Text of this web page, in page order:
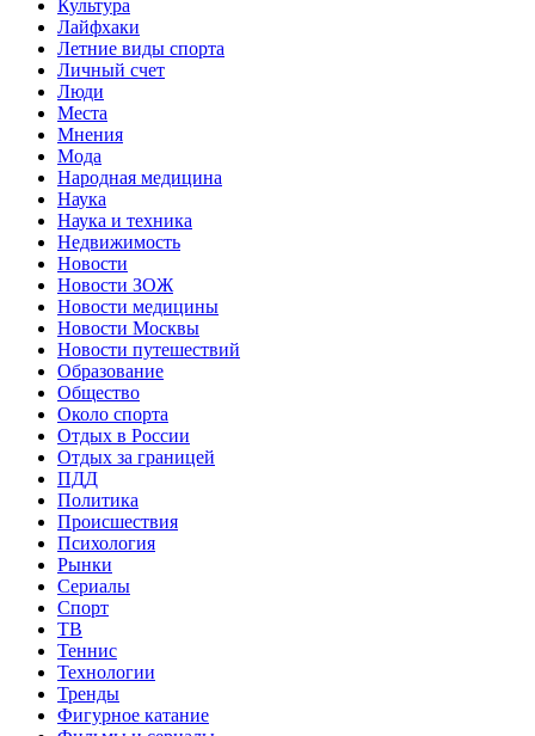
Культура
Лайфхаки
Летние виды спорта
Личный счет
Люди
Места
Мнения
Мода
Народная медицина
Наука
Наука и техника
Недвижимость
Новости
Новости ЗОЖ
Новости медицины
Новости Москвы
Новости путешествий
Образование
Общество
Около спорта
Отдых в России
Отдых за границей
ПДД
Политика
Происшествия
Психология
Рынки
Сериалы
Спорт
ТВ
Теннис
Технологии
Тренды
Фигурное катание